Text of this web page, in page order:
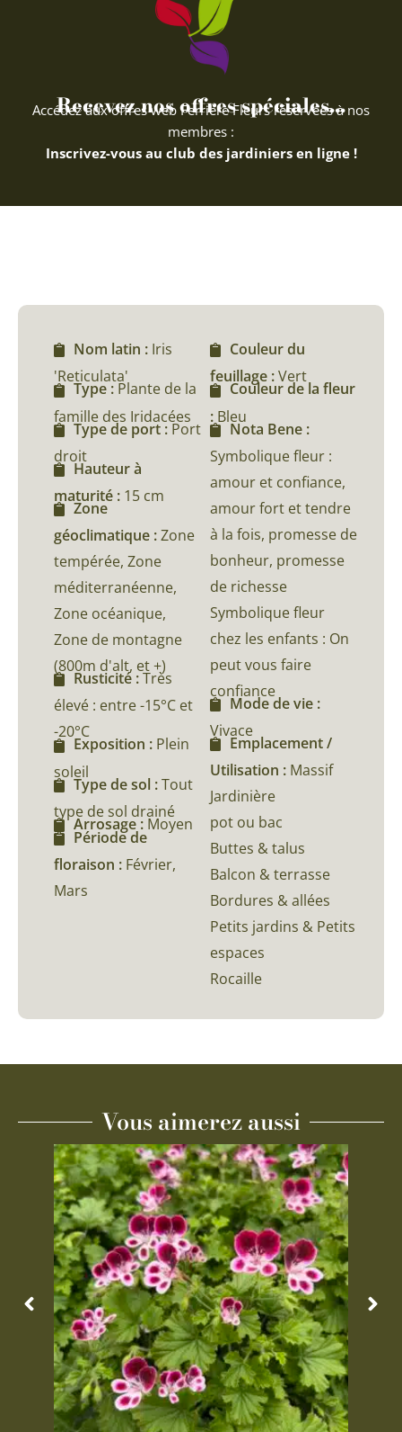
Recevez nos offres spéciales...
Accédez aux offres web Ferriere Fleurs réservées à nos
membres :
Inscrivez-vous au club des jardiniers en ligne !
Nom latin : Iris
'Reticulata'
Type : Plante de la
famille des Iridacées
Type de port :Port
droit
Hauteur à
maturité : 15 cm
Zone
géoclimatique :Zone
tempérée, Zone
méditerranéenne,
Zone océanique,
Zone de montagne
(800m d'alt, et +)
Rusticité :Très
élevé : entre -15°C et
-20°C
Exposition : Plein
soleil
Type de sol :Tout
type de sol drainé
Arrosage : Moyen
Période de
floraison : Février,
Mars
Couleur du
feuillage :Vert
Couleur de la fleur
: Bleu
Nota Bene :
Symbolique fleur :
amour et confiance,
amour fort et tendre
à la fois, promesse de
bonheur, promesse
de richesse
Symbolique fleur
chez les enfants : On
peut vous faire
confiance
Mode de vie :
Vivace
Emplacement /
Utilisation : Massif
Jardinière
pot ou bac
Buttes & talus
Balcon & terrasse
Bordures & allées
Petits jardins & Petits
espaces
Rocaille
Vous aimerez aussi